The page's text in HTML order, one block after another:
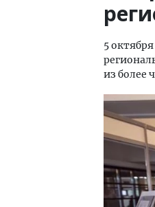
5
из более